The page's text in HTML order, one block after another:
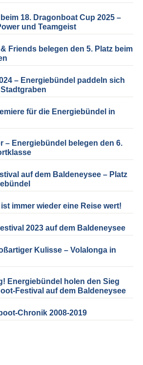
18. Dragonboat Cup 2025 –
und Teamgeist
Friends belegen den 5. Platz beim
– Energiebündel paddeln sich
für die Energiebündel in
– Energiebündel belegen den 6.
auf dem Baldeneysee – Platz
immer wieder eine Reise wert!
2023 auf dem Baldeneysee
Kulisse – Volalonga in
Energiebündel holen den Sieg
Festival auf dem Baldeneysee
Chronik 2008-2019